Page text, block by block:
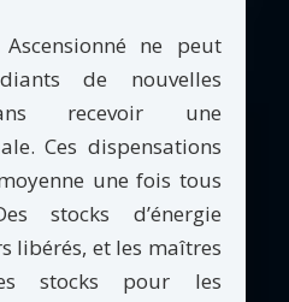
ne peut
de nouvelles
recevoir une
Ces dispensations
une fois tous
stocks d’énergie
libérés, et les maîtres
stocks pour les